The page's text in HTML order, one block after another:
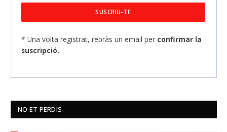
* Una volta registrat, rebràs un email per confirmar la
suscripció.
NO ET PERDIS